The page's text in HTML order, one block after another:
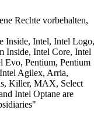
Rechte vorbehalten,
Inside, Intel, Intel Logo,
Inside, Intel Core, Intel
Evo, Pentium, Pentium
Agilex, Arria,
Killer, MAX, Select
Intel Optane are